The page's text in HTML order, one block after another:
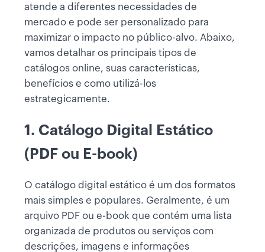
atende a diferentes necessidades de
mercado e pode ser personalizado para
maximizar o impacto no público-alvo. Abaixo,
vamos detalhar os principais tipos de
catálogos online, suas características,
benefícios e como utilizá-los
estrategicamente.
1. Catálogo Digital Estático
(PDF ou E-book)
O catálogo digital estático é um dos formatos
mais simples e populares. Geralmente, é um
arquivo PDF ou e-book que contém uma lista
organizada de produtos ou serviços com
descrições, imagens e informações